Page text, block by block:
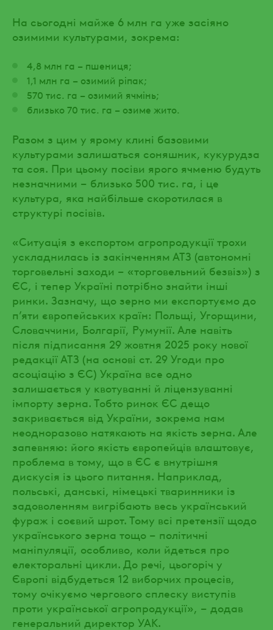
На сьогодні майже 6 млн га уже засіяно
озимими культурами, зокрема:
4,8 млн га – пшениця;
1,1 млн га – озимий ріпак;
570 тис. га – озимий ячмінь;
близько 70 тис. га – озиме жито.
Разом з цим у ярому клині базовими
культурами залишаться соняшник, кукурудза
та соя. При цьому посіви ярого ячменю будуть
незначними – близько 500 тис. га, і це
культура, яка найбільше скоротилася в
структурі посівів.
«Ситуація з експортом агропродукції трохи
ускладнилась із закінченням АТЗ (автономні
торговельні заходи – «торговельний безвіз») з
ЄС, і тепер Україні потрібно знайти інші
ринки. Зазначу, що зерно ми експортуємо до
п’яти європейських країн: Польщі, Угорщини,
Словаччини, Болгарії, Румунії. Але навіть
після підписання 29 жовтня 2025 року нової
редакції АТЗ (на основі ст. 29 Угоди про
асоціацію з ЄС) Україна все одно
залишається у квотуванні й ліцензуванні
імпорту зерна. Тобто ринок ЄС дещо
закривається від України, зокрема нам
неодноразово натякають на якість зерна. Але
запевняю: його якість європейців влаштовує,
проблема в тому, що в ЄС є внутрішня
дискусія із цього питання. Наприклад,
польські, данські, німецькі тваринники із
задоволенням вигрібають весь український
фураж і соєвий шрот. Тому всі претензії щодо
українського зерна тощо – політичні
маніпуляції, особливо, коли йдеться про
електоральні цикли. До речі, цьогоріч у
Європі відбудеться 12 виборчих процесів,
тому очікуємо чергового сплеску виступів
проти української агропродукції», – додав
генеральний директор УАК.